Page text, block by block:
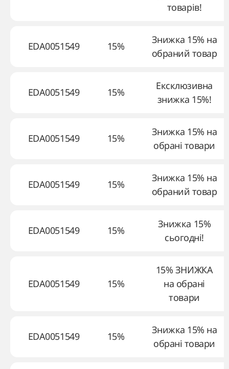
товарів!
EDA0051549 15%
Знижка 15% на
обраний товар
EDA0051549 15%
Ексклюзивна
знижка 15%!
EDA0051549 15%
Знижка 15% на
обрані товари
EDA0051549 15%
Знижка 15% на
обраний товар
EDA0051549 15%
Знижка 15%
сьогодні!
EDA0051549 15%
15% ЗНИЖКА
на обрані
товари
EDA0051549 15%
Знижка 15% на
обрані товари